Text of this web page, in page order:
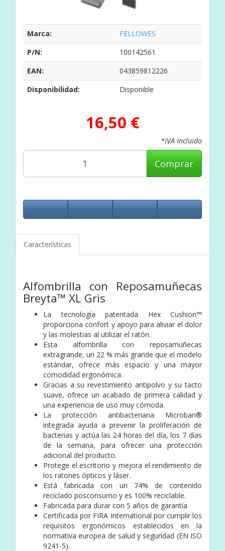
Marca:
FELLOWES
P/N:
100142561
EAN:
043859812226
Disponibilidad:
Disponible
16,50 €
*IVA Incluido
Comprar
Características
Alfombrilla con Reposamuñecas
Breyta™ XL Gris
La tecnología patentada Hex Cushion™
proporciona confort y apoyo para aliviar el dolor
y las molestias al utilizar el ratón.
Esta alfombrilla con reposamuñecas
extragrande, un 22 % más grande que el modelo
estándar, ofrece más espacio y una mayor
comodidad ergonómica.
Gracias a su revestimiento antipolvo y su tacto
suave, ofrece un acabado de primera calidad y
una experiencia de uso muy cómoda.
La protección antibacteriana Microban®
integrada ayuda a prevenir la proliferación de
bacterias y actúa las 24 horas del día, los 7 días
de la semana, para ofrecer una protección
adicional del producto.
Protege el escritorio y mejora el rendimiento de
los ratones ópticos y láser.
Está fabricada con un 74% de contenido
reciclado posconsumo y es 100% reciclable.
Fabricada para durar con 5 años de garantía
Certificada por FIRA International por cumplir los
requisitos ergonómicos establecidos en la
normativa europea de salud y seguridad (EN ISO
9241-5).